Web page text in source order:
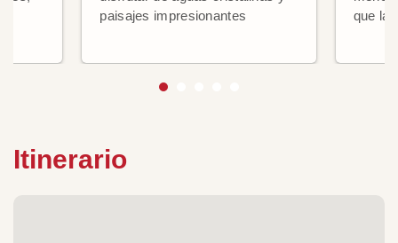
paisajes impresionantes
que la
Itinerario